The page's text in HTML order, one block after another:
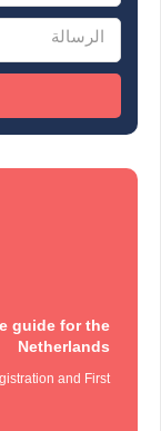
guide for the
Netherlands
and First